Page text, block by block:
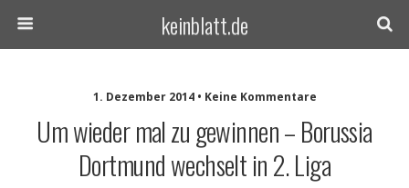
keinblatt.de
1. Dezember 2014 • Keine Kommentare
Um wieder mal zu gewinnen – Borussia
Dortmund wechselt in 2. Liga